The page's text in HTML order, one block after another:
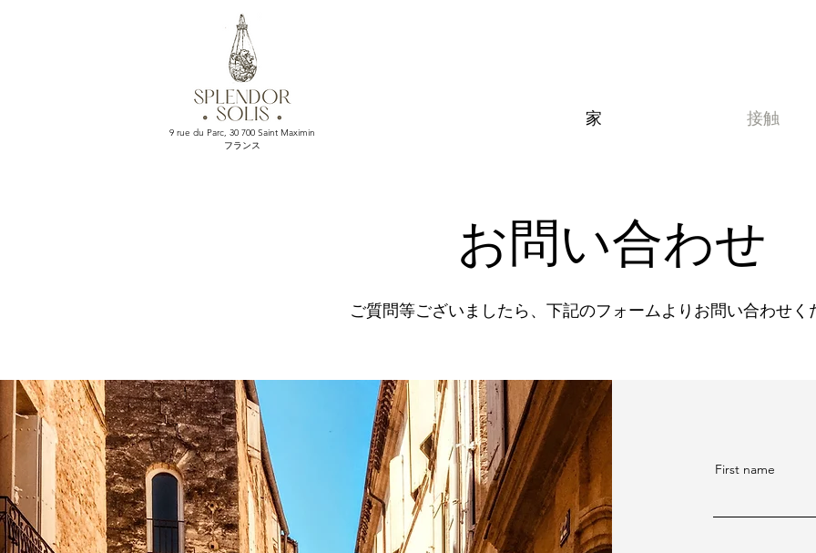
9 rue du Parc, 30 700 Saint Maximin
フランス
家 接触
お問い合わせ
ご質問等ございましたら、下記のフォームよりお問い合わせく
First name